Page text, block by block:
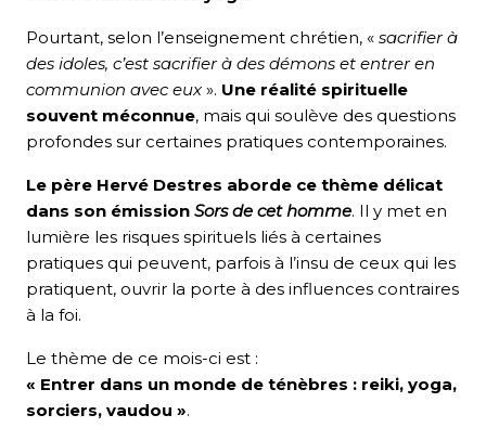
Pourtant, selon l’enseignement chrétien, « sacrifier à
des idoles, c’est sacrifier à des démons et entrer en
communion avec eux ». Une réalité spirituelle
souvent méconnue, mais qui soulève des questions
profondes sur certaines pratiques contemporaines.
Le père Hervé Destres aborde ce thème délicat
dans son émission Sors de cet homme. Il y met en
lumière les risques spirituels liés à certaines
pratiques qui peuvent, parfois à l’insu de ceux qui les
pratiquent, ouvrir la porte à des influences contraires
à la foi.
Le thème de ce mois-ci est :
« Entrer dans un monde de ténèbres : reiki, yoga,
sorciers, vaudou ».